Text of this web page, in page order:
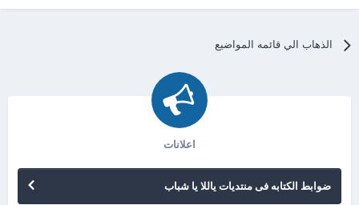
الذهاب الي قائمه المواضيع
اعلانات
ضوابط الكتابه فى منتديات ياللا يا شباب